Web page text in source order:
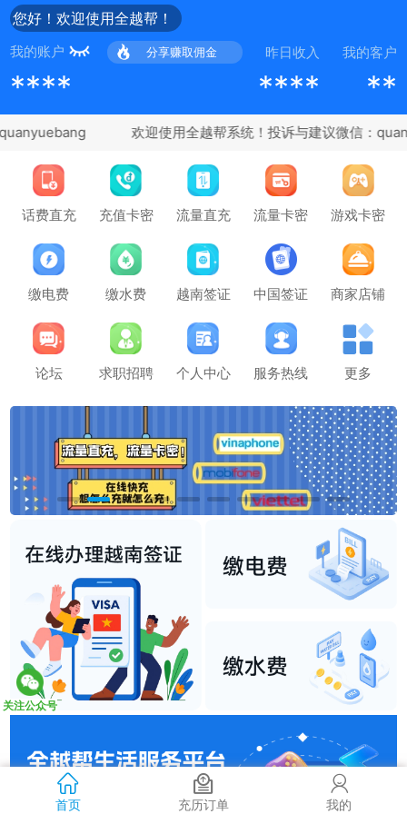
您好！欢迎使用全越帮！
我的账户 分享赚取佣金 昨日收入 我的客户
**** **** **
话费直充 充值卡密 流量直充 流量卡密 游戏卡密
缴电费 缴水费 越南签证 中国签证 商家店铺
论坛 求职招聘 个人中心 服务热线 更多
关注公众号
首页 充历订单 我的